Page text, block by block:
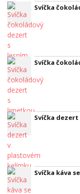
Svíčka
Svíčka
Svíčka
Svíčka káva